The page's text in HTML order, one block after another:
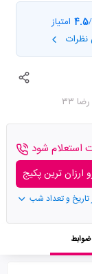
4.5 امتیاز
۳۳
استعلام شود
ارزان ترین پکیج
تاریخ و تعداد شب